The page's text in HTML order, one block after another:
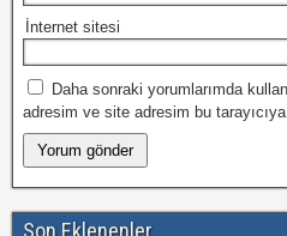
İnternet sitesi
Daha sonraki yorumlarımda
adresim ve site adresim bu
Son Eklenenler